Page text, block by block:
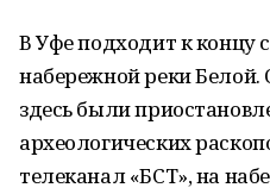
В Уфе подходит к концу
набережной реки
здесь были
археологических
телеканал «БСТ», на